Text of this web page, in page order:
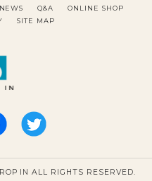
NEWS Q&A
ONLINE SHOP
SITE MAP
IN ALL RIGHTS RESERVED.